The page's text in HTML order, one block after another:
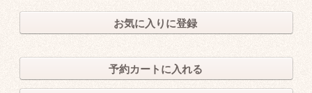
お気に入りに登録
予約カートに入れる